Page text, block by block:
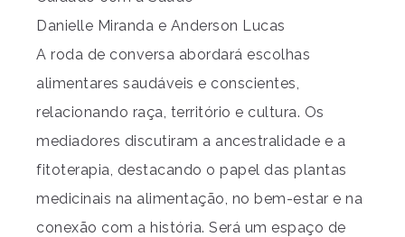
Danielle Miranda e Anderson Lucas
A roda de conversa abordará escolhas
alimentares saudáveis ​​e conscientes,
relacionando raça, território e cultura. Os
mediadores discutiram a ancestralidade e a
fitoterapia, destacando o papel das plantas
medicinais na alimentação, no bem-estar e na
conexão com a história. Será um espaço de